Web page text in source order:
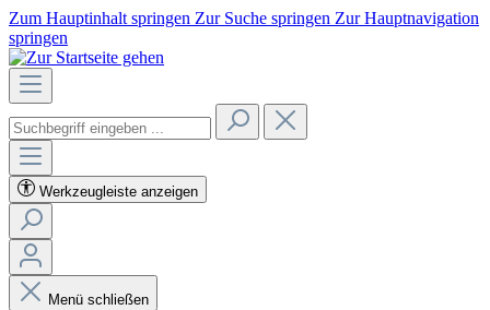
Zum Hauptinhalt springen Zur Suche springen Zur Hauptnavigation
springen
Werkzeugleiste anzeigen
Menü schließen